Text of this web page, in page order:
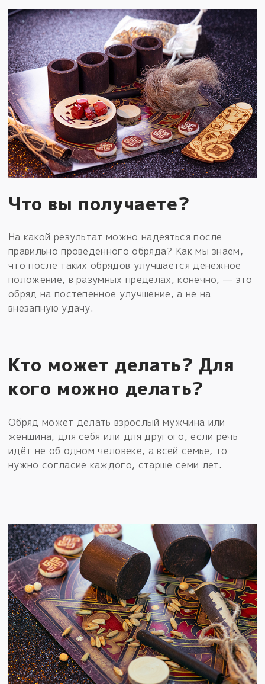
Что вы получаете?
На какой результат можно надеяться после
правильно проведенного обряда? Как мы знаем,
что после таких обрядов улучшается денежное
положение, в разумных пределах, конечно, — это
обряд на постепенное улучшение, а не на
внезапную удачу.
Кто может делать? Для
кого можно делать?
Обряд может делать взрослый мужчина или
женщина, для себя или для другого, если речь
идёт не об одном человеке, а всей семье, то
нужно согласие каждого, старше семи лет.